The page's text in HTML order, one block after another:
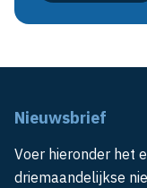
Nieuwsbrief
Voer hieronder het
driemaandelijkse